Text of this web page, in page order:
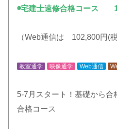
◉宅建士速修合格コース
（Web通信は 102,800円(税
教室通学 映像通学 Web通信
5-7月スタート！基礎から合
合格コース